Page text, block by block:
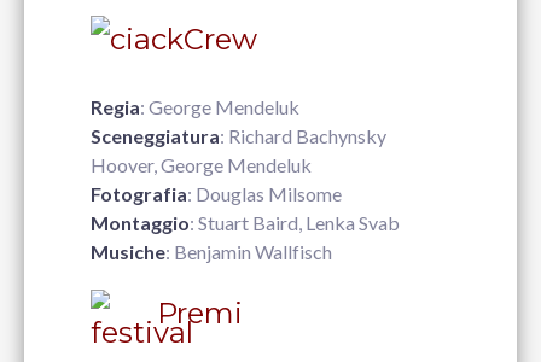
Crew
Regia: George Mendeluk
Sceneggiatura: Richard Bachynsky
Hoover, George Mendeluk
Fotografia: Douglas Milsome
Montaggio: Stuart Baird, Lenka Svab
Musiche: Benjamin Wallfisch
Premi